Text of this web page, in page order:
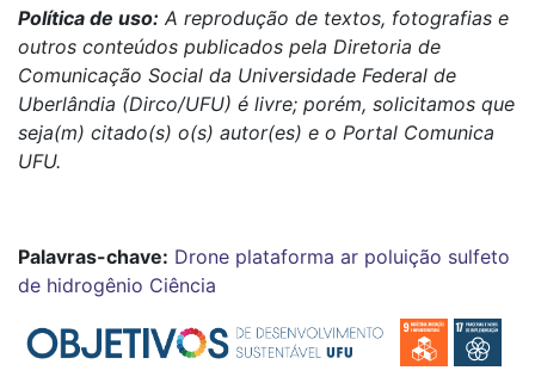
Política de uso: A reprodução de textos, fotografias e
outros conteúdos publicados pela Diretoria de
Comunicação Social da Universidade Federal de
Uberlândia (Dirco/UFU) é livre; porém, solicitamos que
seja(m) citado(s) o(s) autor(es) e o Portal Comunica
UFU.
Palavras-chave: Drone plataforma ar poluição sulfeto
de hidrogênio Ciência